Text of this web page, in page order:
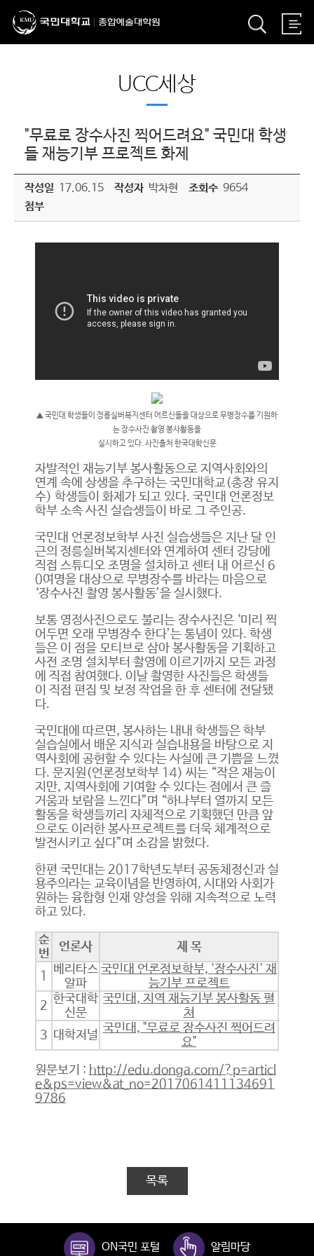
UCC세상
"무료로 장수사진 찍어드려요" 국민대 학생
들 재능기부 프로젝트 화제
작성일 17.06.15 작성자 박차현 조회수 9654
첨부
▲ 국민대 학생들이 정릉실버복지센터 어르신들을 대상으로 무병장수를 기원하
는 장수사진 촬영 봉사활동을
실시하고 있다. 사진출처 한국대학신문
자발적인 재능기부 봉사활동으로 지역사회와의
연계 속에 상생을 추구하는 국민대학교(총장 유지
수) 학생들이 화제가 되고 있다. 국민대 언론정보
학부 소속 사진 실습생들이 바로 그 주인공.
국민대 언론정보학부 사진 실습생들은 지난 달 인
근의 정릉실버복지센터와 연계하여 센터 강당에
직접 스튜디오 조명을 설치하고 센터 내 어르신 6
0여명을 대상으로 무병장수를 바라는 마음으로
‘장수사진 촬영 봉사활동’을 실시했다.
보통 영정사진으로도 불리는 장수사진은 ‘미리 찍
어두면 오래 무병장수 한다’는 통념이 있다. 학생
들은 이 점을 모티브로 삼아 봉사활동을 기획하고
사전 조명 설치부터 촬영에 이르기까지 모든 과정
에 직접 참여했다. 이날 촬영한 사진들은 학생들
이 직접 편집 및 보정 작업을 한 후 센터에 전달됐
다.
국민대에 따르면, 봉사하는 내내 학생들은 학부
실습실에서 배운 지식과 실습내용을 바탕으로 지
역사회에 공헌할 수 있다는 사실에 큰 기쁨을 느꼈
다. 문지원(언론정보학부 14) 씨는 “작은 재능이
지만, 지역사회에 기여할 수 있다는 점에서 큰 즐
거움과 보람을 느낀다”며 “하나부터 열까지 모든
활동을 학생들끼리 자체적으로 기획했던 만큼 앞
으로도 이러한 봉사프로젝트를 더욱 체계적으로
발전시키고 싶다”며 소감을 밝혔다.
한편 국민대는 2017학년도부터 공동체정신과 실
용주의라는 교육이념을 반영하여, 시대와 사회가
원하는 융합형 인재 양성을 위해 지속적으로 노력
하고 있다.
순
번
언론사 제 목
1
베리타스
알파
국민대 언론정보학부, '장수사진' 재
능기부 프로젝트
2 한국대학
신문
국민대, 지역 재능기부 봉사활동 펼
쳐
3 대학저널 국민대, "무료로 장수사진 찍어드려
요"
원문보기 : http://edu.donga.com/?p=articl
e&ps=view&at_no=2017061411134691
9786
목록
ON국민 포털 알림마당